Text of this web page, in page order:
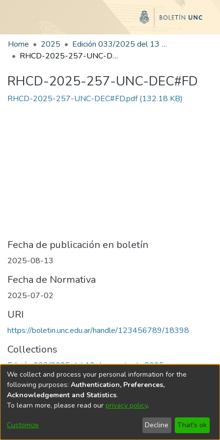
Home 2025
Edición 033/2025 del 13 de agosto de 2025
RHCD-2025-257-UNC-DEC#FD
RHCD-2025-257-UNC-DEC#FD
RHCD-2025-257-UNC-DEC#FD.pdf(132.18 KB)
Fecha de publicación en boletín
2025-08-13
Fecha de Normativa
2025-07-02
URI
https://boletin.unc.edu.ar/handle/123456789/18398
Collections
Edición 033/2025 del 13 de agosto de 2025
Universidad Nacional de Córdoba
We collect and process your personal information for the
following purposes: Authentication, Preferences,
Acknowledgement and Statistics.
To learn more, please read our privacy policy.
Customize Decline That's ok